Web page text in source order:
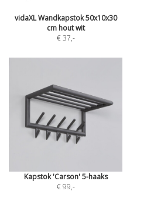
vidaXL Wandkapstok 50x10x30
cm hout wit
€ 37,-
Kapstok 'Carson' 5-haaks
€ 99,-